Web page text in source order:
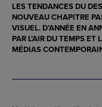
LES TENDANCES DU
NOUVEAU CHAPITRE
VISUEL. D’ANNÉE EN
PAR L’AIR DU TEMPS
MÉDIAS